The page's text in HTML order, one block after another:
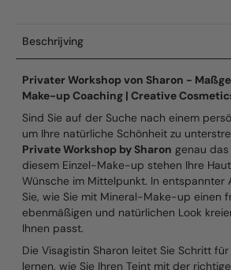
Beschrijving
Privater Workshop von Sharon -
Make-up Coaching | Creative
Sind Sie auf der Suche nach einem
um Ihre natürliche Schönheit zu
Private Workshop by Sharon genau das
diesem Einzel-Make-up stehen Ihre
Wünsche im Mittelpunkt. In entspannter
Sie, wie Sie mit Mineral-Make-up einen
ebenmäßigen und natürlichen Look
Ihnen passt.
Die Visagistin Sharon leitet Sie Schritt
lernen, wie Sie Ihren Teint mit der